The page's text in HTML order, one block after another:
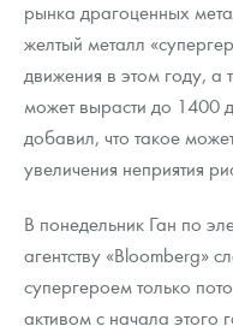
рынка драгоценных
желтый металл
движения в этом году, а
может вырасти до 1400
добавил, что такое
увеличения неприятия
В понедельник Ган по
агентству «Bloomberg»
супергероем только
активом с начала этого